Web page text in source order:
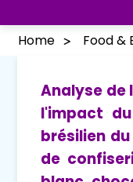
Home Food &
Analyse de
l'impact
brésilien
de